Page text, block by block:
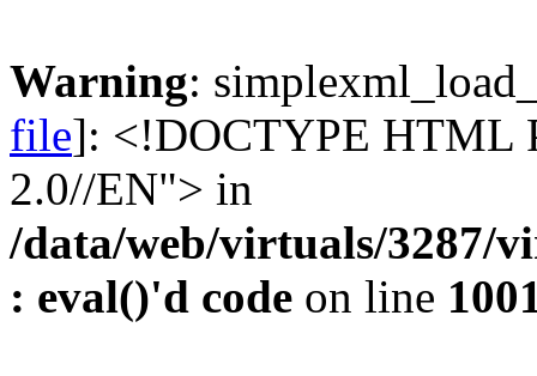
Warning:
file]: <!DOCTYPE
2.0//EN"> in
/data/web/virtuals/3287/
: eval()'d code on line